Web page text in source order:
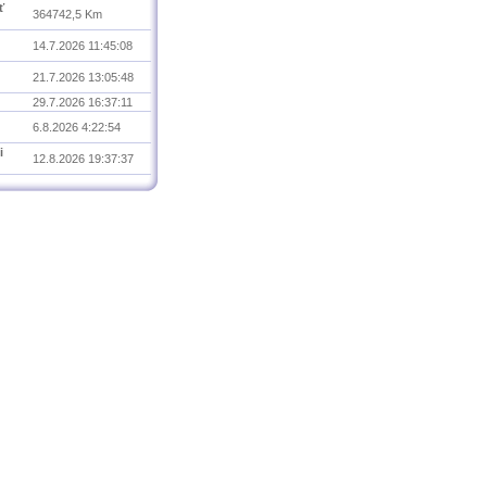
364742,5 Km
14.7.2026 11:45:08
21.7.2026 13:05:48
29.7.2026 16:37:11
6.8.2026 4:22:54
12.8.2026 19:37:37